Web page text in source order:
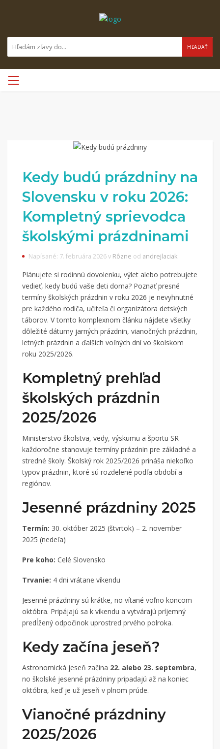
HĽADAŤ
Kedy budú prázdniny na
Slovensku v roku 2026:
Kompletný sprievodca
školskými prázdninami
Napísané: 7. februára 2026 v Rôzne od andrejlaciak
Plánujete si rodinnú dovolenku, výlet alebo potrebujete
vedieť, kedy budú vaše deti doma? Poznať presné
termíny školských prázdnin v roku 2026 je nevyhnutné
pre každého rodiča, učiteľa či organizátora detských
táborov. V tomto komplexnom článku nájdete všetky
dôležité dátumy jarných prázdnin, vianočných prázdnin,
letných prázdnin a ďalších voľných dní vo školskom
roku 2025/2026.
Kompletný prehľad
školských prázdnin
2025/2026
Ministerstvo školstva, vedy, výskumu a športu SR
každoročne stanovuje termíny prázdnin pre základné a
stredné školy. Školský rok 2025/2026 prináša niekoľko
typov prázdnin, ktoré sú rozdelené podľa období a
regiónov.
Jesenné prázdniny 2025
Termín: 30. október 2025 (štvrtok) – 2. november
2025 (nedeľa)
Pre koho: Celé Slovensko
Trvanie: 4 dni vrátane víkendu
Jesenné prázdniny sú krátke, no vítané voľno koncom
októbra. Pripájajú sa k víkendu a vytvárajú príjemný
predĺžený odpočinok uprostred prvého polroka.
Kedy začína jeseň?
Astronomická jeseň začína 22. alebo 23. septembra,
no školské jesenné prázdniny pripadajú až na koniec
októbra, keď je už jeseň v plnom prúde.
Vianočné prázdniny
2025/2026